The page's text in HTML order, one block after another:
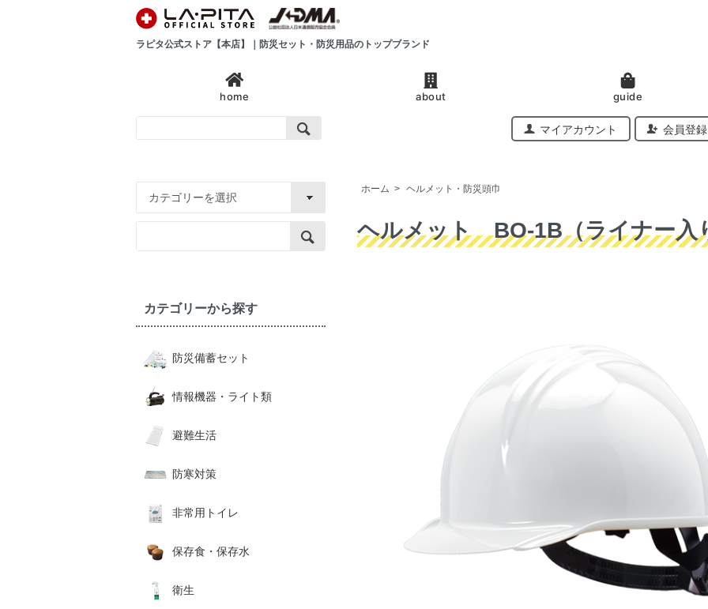
ラピタ公式ストア【本店】｜防災セット・防災用品のトップブランド
home about guide
マイアカウント 会員登録
ホーム > ヘルメット・防災頭巾
ヘルメット BO-1B（ライナー入
カテゴリーから探す
防災備蓄セット
情報機器・ライト類
避難生活
防寒対策
非常用トイレ
保存食・保存水
衛生